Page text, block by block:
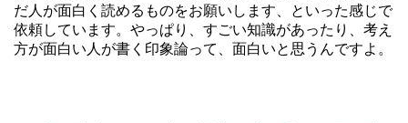
だ人が面白く読めるものをお願いします、といった感じで
依頼しています。やっぱり、すごい知識があったり、考え
方が面白い人が書く印象論って、面白いと思うんですよ。